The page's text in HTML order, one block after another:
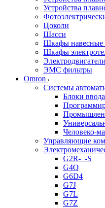
Устройства
Цоколи
Шасси
Шкафы навесные
Шкафы
ЭМС фильтры
Omron
Системы
Блоки
Человеко-
Управляющие
G2R-_-S
G4Q
G6D4
G7J
G7L
G7Z